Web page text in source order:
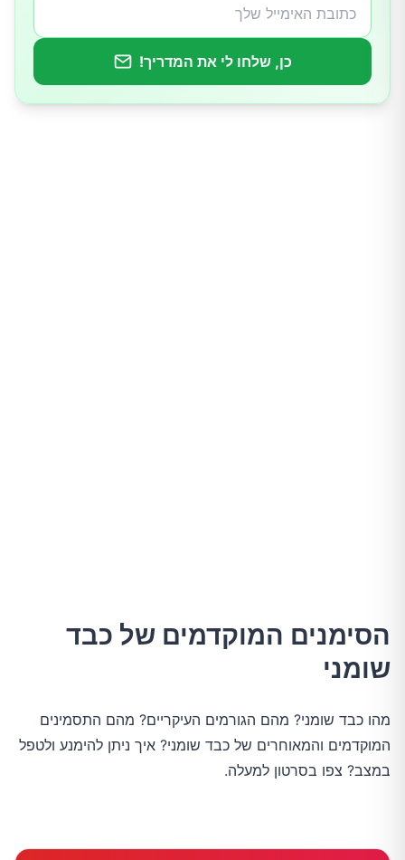
כן, שלחו לי את המדריך!
הסימנים המוקדמים של כבד
שומני
מהו כבד שומני? מהם הגורמים העיקריים? מהם התסמינים
המוקדמים והמאוחרים של כבד שומני? איך ניתן להימנע ולטפל
במצב? צפו בסרטון למעלה.